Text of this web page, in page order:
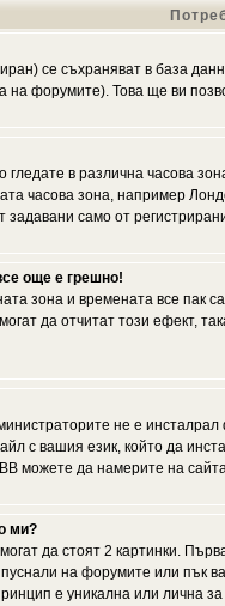
се съхраняват в база
на форумите). Това ще ви
гледате в различна часова
часова зона, например
само от
още е грешно!
зона и времената все
да отчитат този ефект,
не е
с вашия език, който да
можете да намерите на
ми?
да стоят 2 картинки.
на форумите или пък
е уникална или лична